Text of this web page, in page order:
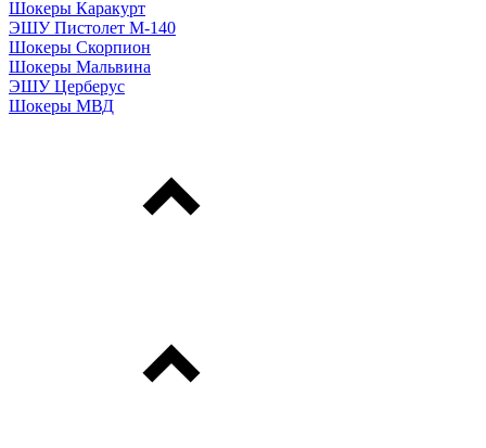
Шокеры Каракурт
ЭШУ Пистолет М-140
Шокеры Скорпион
Шокеры Мальвина
ЭШУ Церберус
Шокеры МВД